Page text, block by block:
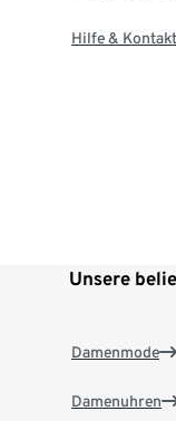
Hilfe & Kontakt
Unsere
Damenmode
Damenuhren